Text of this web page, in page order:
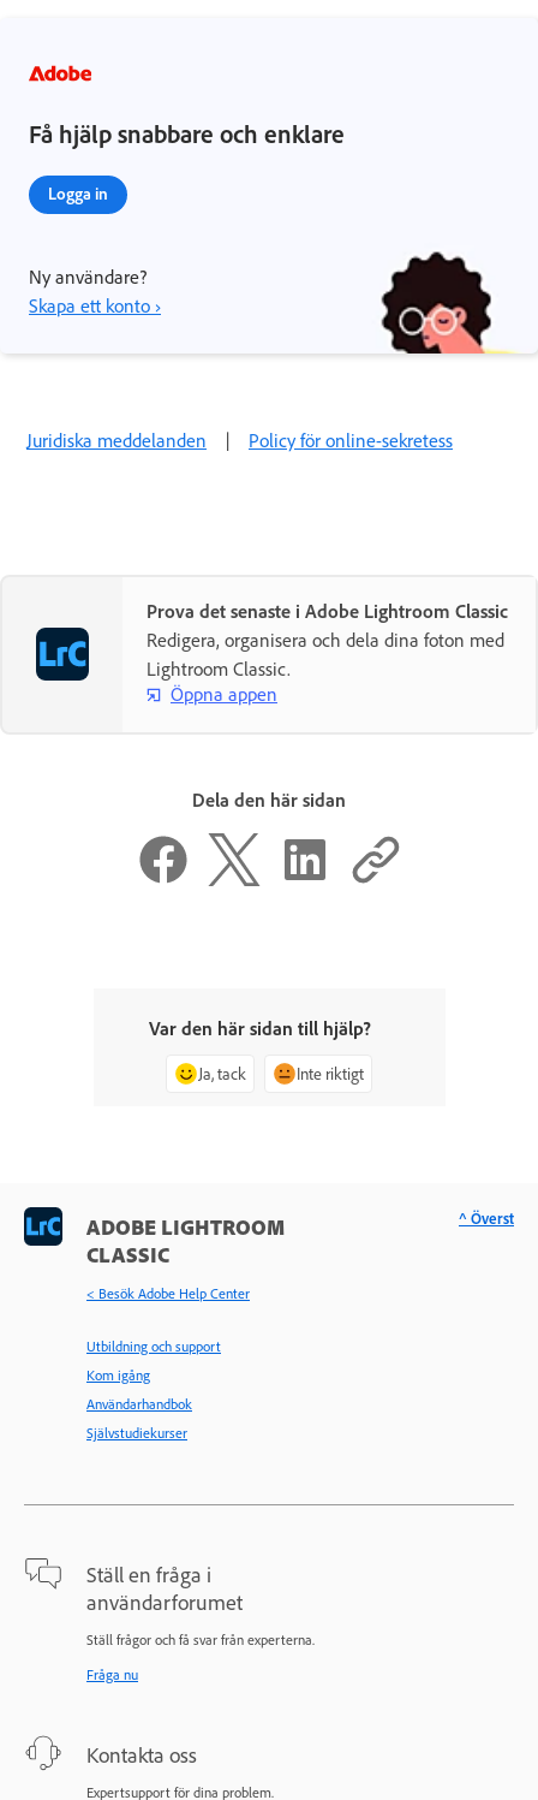
Få hjälp snabbare och enklare
Logga in
Ny användare?
Skapa ett konto ›
Juridiska meddelanden | Policy för online-sekretess
Prova det senaste i Adobe Lightroom Classic
Redigera, organisera och dela dina foton med
Lightroom Classic.
Öppna appen
Dela den här sidan
Var den här sidan till hjälp?
Ja, tack Inte riktigt
ADOBE LIGHTROOM
CLASSIC
< Besök Adobe Help Center
Utbildning och support
Kom igång
Användarhandbok
Självstudiekurser
Ställ en fråga i
användarforumet
Ställ frågor och få svar från experterna.
Fråga nu
Kontakta oss
Expertsupport för dina problem.
^ Överst